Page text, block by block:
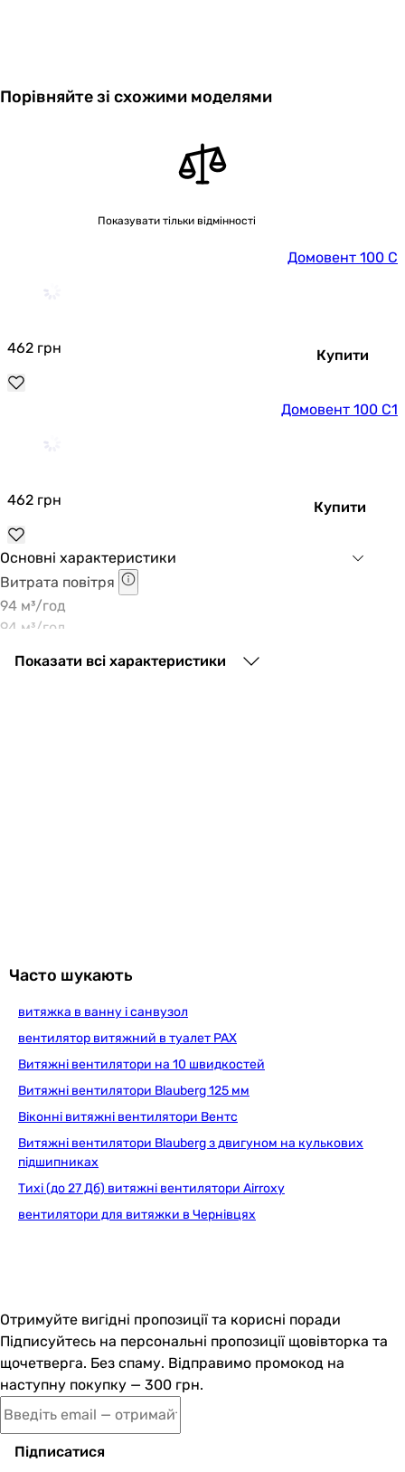
Порівняйте зі схожими моделями
Показувати тільки відмінності
Домовент 100 С
462 грн Купити
Домовент 100 С1
462 грн Купити
Основні характеристики
Витрата повітря
94 м³/год
94 м³/год
Рекомендована площа приміщення
настінний
осьовий
осьовий
Особливості та функції
зворотний клапан (опція)
сітка від комах
Мінімальна температура переміщуваного повітря
5 °C
Кількість швидкостей
1 шт
1 шт
Покриття
глянсове
Виробництво
Показати всі характеристики
Часто шукають
витяжка в ванну і санвузол
вентилятор витяжний в туалет PAX
Витяжні вентилятори на 10 швидкостей
Витяжні вентилятори Blauberg 125 мм
Віконні витяжні вентилятори Вентс
Витяжні вентилятори Blauberg з двигуном на кулькових
підшипниках
Тихі (до 27 Дб) витяжні вентилятори Airroxy
вентилятори для витяжки в Чернівцях
Отримуйте вигідні пропозиції та корисні поради
Підписуйтесь на персональні пропозиції щовівторка та
щочетверга. Без спаму. Відправимо промокод на
наступну покупку — 300 грн.
Підписатися